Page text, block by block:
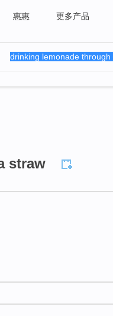
惠惠 更多产品
straw